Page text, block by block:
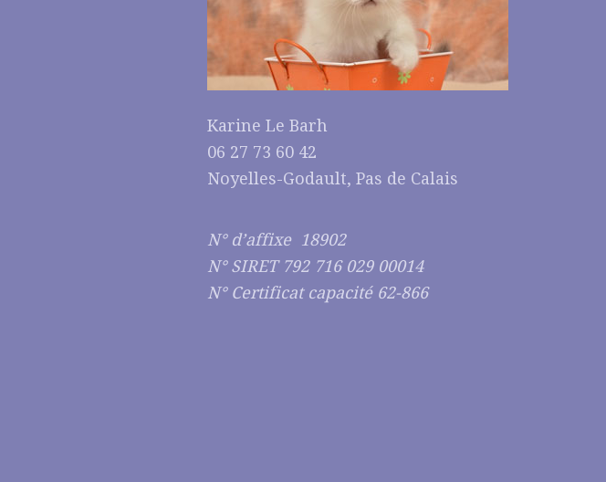
Karine Le Barh
06 27 73 60 42
Noyelles-Godault, Pas de Calais
N° d’affixe 18902
N° SIRET 792 716 029 00014
N° Certificat capacité 62-866